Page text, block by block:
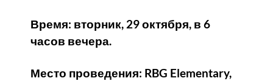
Время: вторник, 29 октября, в 6
часов вечера.
Место проведения: RBG Elementary,